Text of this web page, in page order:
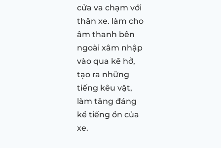
cửa va chạm với
thân xe. làm cho
âm thanh bên
ngoài xâm nhập
vào qua kẽ hở,
tạo ra những
tiếng kêu vặt,
làm tăng đáng
kể tiếng ồn của
xe.